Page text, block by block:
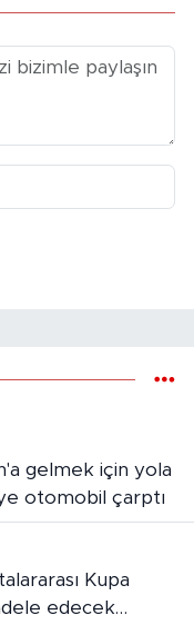
otomobil çarptı
edecek